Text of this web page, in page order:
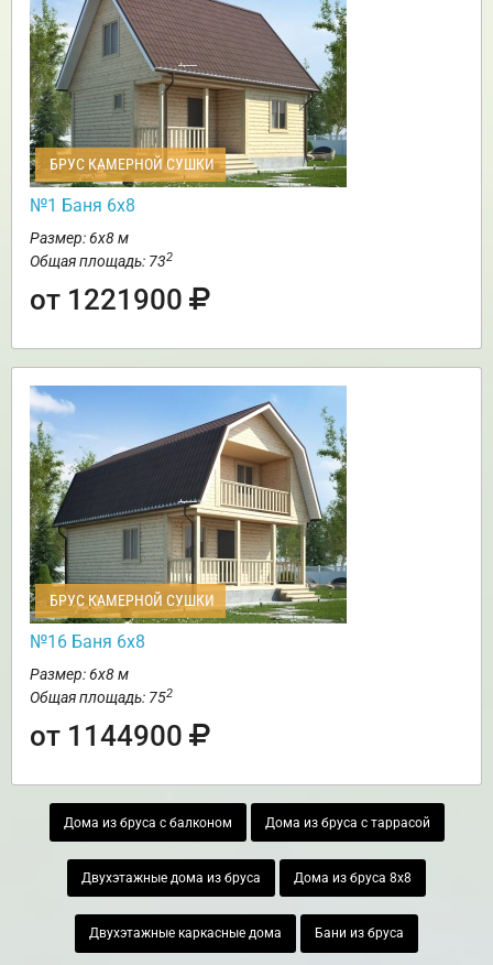
БРУС КАМЕРНОЙ СУШКИ
№1 Баня 6х8
Размер: 6х8 м
Общая площадь: 732
от 1221900
БРУС КАМЕРНОЙ СУШКИ
№16 Баня 6х8
Размер: 6х8 м
Общая площадь: 752
от 1144900
Дома из бруса с балконом Дома из бруса с таррасой
Двухэтажные дома из бруса Дома из бруса 8х8
Двухэтажные каркасные дома Бани из бруса